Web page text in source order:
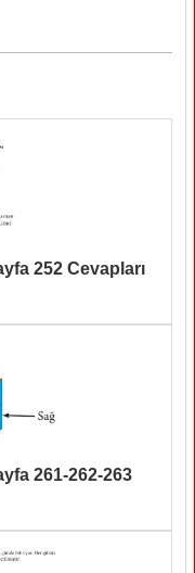
252 Cevapları
261-262-263